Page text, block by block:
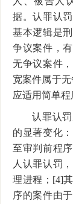
据。认罪认
基本逻辑是
争议案件，
无争议案件
宽案件属于
应适用简单程
认罪认
的显著变化
至审判前程
人认罪认罚
理进程；[4]
序的案件由